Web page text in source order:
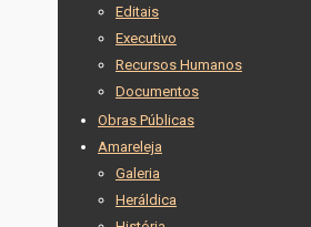
Editais
Executivo
Recursos Humanos
Documentos
Obras Públicas
Amareleja
Galeria
Heráldica